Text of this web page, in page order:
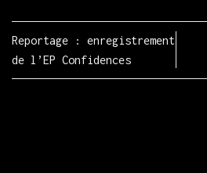
Reportage : enregistrement
de l’EP Confidences